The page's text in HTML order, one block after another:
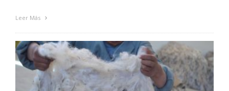
Leer Más